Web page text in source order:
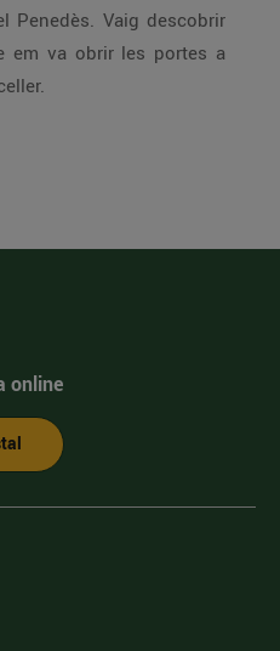
Penedès. Vaig descobrir
em va obrir les portes a
online